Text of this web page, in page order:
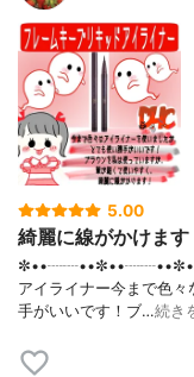
5.00
綺麗に線がかけます
アイライナー今まで色
手がいいです！ブ…続き